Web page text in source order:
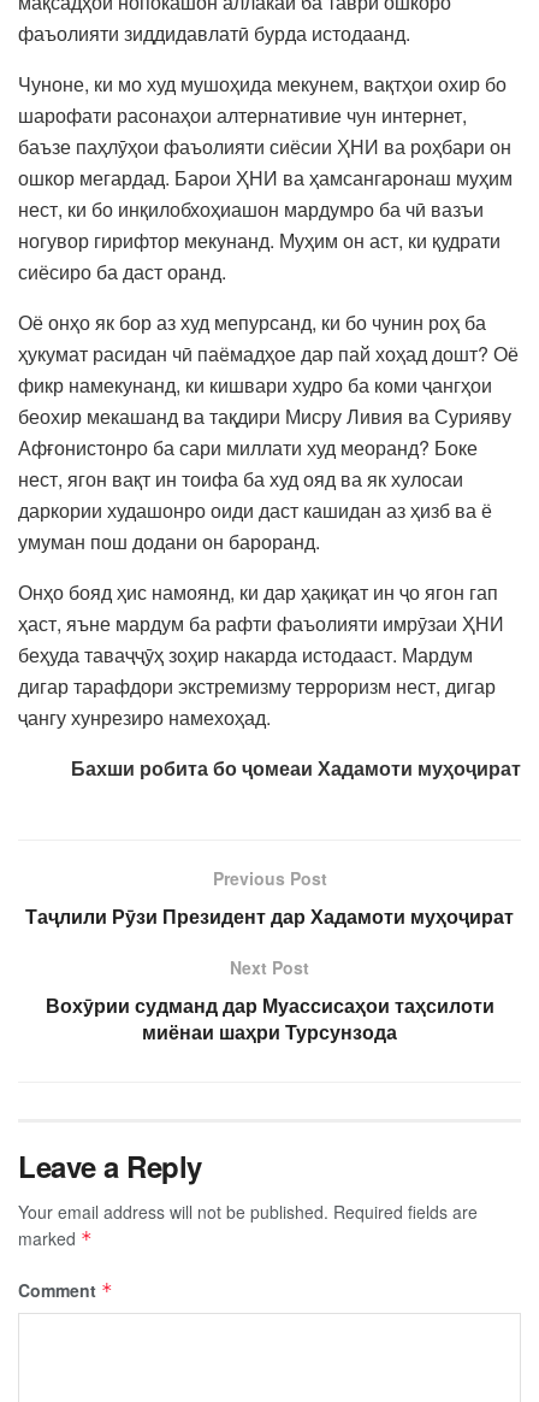
фаъолияти зиддидавлатӣ бурда истодаанд.
Чуноне, ки мо худ мушоҳида мекунем, вақтҳои охир бо
шарофати расонаҳои алтернативие чун интернет,
баъзе паҳлӯҳои фаъолияти сиёсии ҲНИ ва роҳбари он
ошкор мегардад. Барои ҲНИ ва ҳамсангаронаш муҳим
нест, ки бо инқилобхоҳиашон мардумро ба чӣ вазъи
ногувор гирифтор мекунанд. Муҳим он аст, ки қудрати
сиёсиро ба даст оранд.
Оё онҳо як бор аз худ мепурсанд, ки бо чунин роҳ ба
ҳукумат расидан чӣ паёмадҳое дар пай хоҳад дошт? Оё
фикр намекунанд, ки кишвари худро ба коми ҷангҳои
беохир мекашанд ва тақдири Мисру Ливия ва Сурияву
Афғонистонро ба сари миллати худ меоранд? Боке
нест, ягон вақт ин тоифа ба худ ояд ва як хулосаи
даркории худашонро оиди даст кашидан аз ҳизб ва ё
умуман пош додани он бароранд.
Онҳо бояд ҳис намоянд, ки дар ҳақиқат ин ҷо ягон гап
ҳаст, яъне мардум ба рафти фаъолияти имрӯзаи ҲНИ
беҳуда таваҷҷӯҳ зоҳир накарда истодааст. Мардум
дигар тарафдори экстремизму терроризм нест, дигар
ҷангу хунрезиро намехоҳад.
Бахши робита бо ҷомеаи Хадамоти муҳоҷират
Previous Post
Таҷлили Рӯзи Президент дар Хадамоти муҳоҷират
Next Post
Вохӯрии судманд дар Муассисаҳои таҳсилоти
миёнаи шаҳри Турсунзода
Leave a Reply
Your email address will not be published. Required fields are
marked *
Comment *